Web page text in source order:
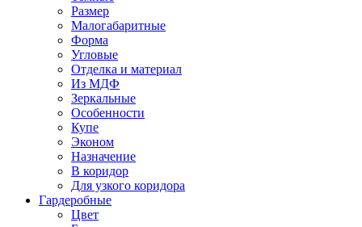
Размер
Малогабаритные
Форма
Угловые
Отделка и материал
Из МДФ
Зеркальные
Особенности
Купе
Эконом
Назначение
В коридор
Для узкого коридора
Гардеробные
Цвет